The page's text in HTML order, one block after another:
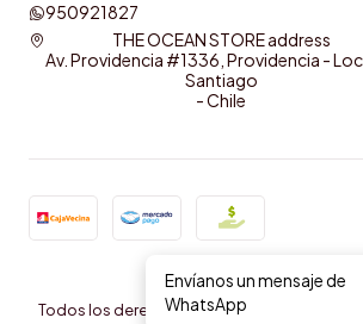
950921827
THE OCEAN STORE address
Av. Providencia #1336, Providencia -
Santiago
- Chile
2026 THE OCEAN STORE .
Todos los derechos reservados.
Envíanos un mensaje de
WhatsApp